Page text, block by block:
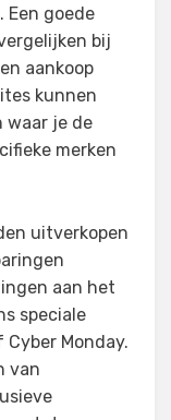
Een goede
bij
aankoop
kunnen
waar je de
merken
uitverkopen
aan het
speciale
Monday.
van